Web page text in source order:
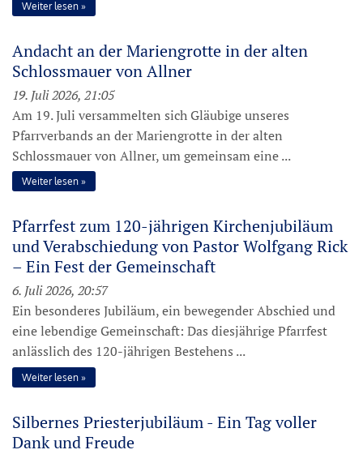
Weiter lesen
Andacht an der Mariengrotte in der alten
Schlossmauer von Allner
19. Juli 2026, 21:05
Am 19. Juli versammelten sich Gläubige unseres
Pfarrverbands an der Mariengrotte in der alten
Schlossmauer von Allner, um gemeinsam eine ...
Weiter lesen
Pfarrfest zum 120-jährigen Kirchenjubiläum
und Verabschiedung von Pastor Wolfgang Rick
– Ein Fest der Gemeinschaft
6. Juli 2026, 20:57
Ein besonderes Jubiläum, ein bewegender Abschied und
eine lebendige Gemeinschaft: Das diesjährige Pfarrfest
anlässlich des 120-jährigen Bestehens ...
Weiter lesen
Silbernes Priesterjubiläum - Ein Tag voller
Dank und Freude